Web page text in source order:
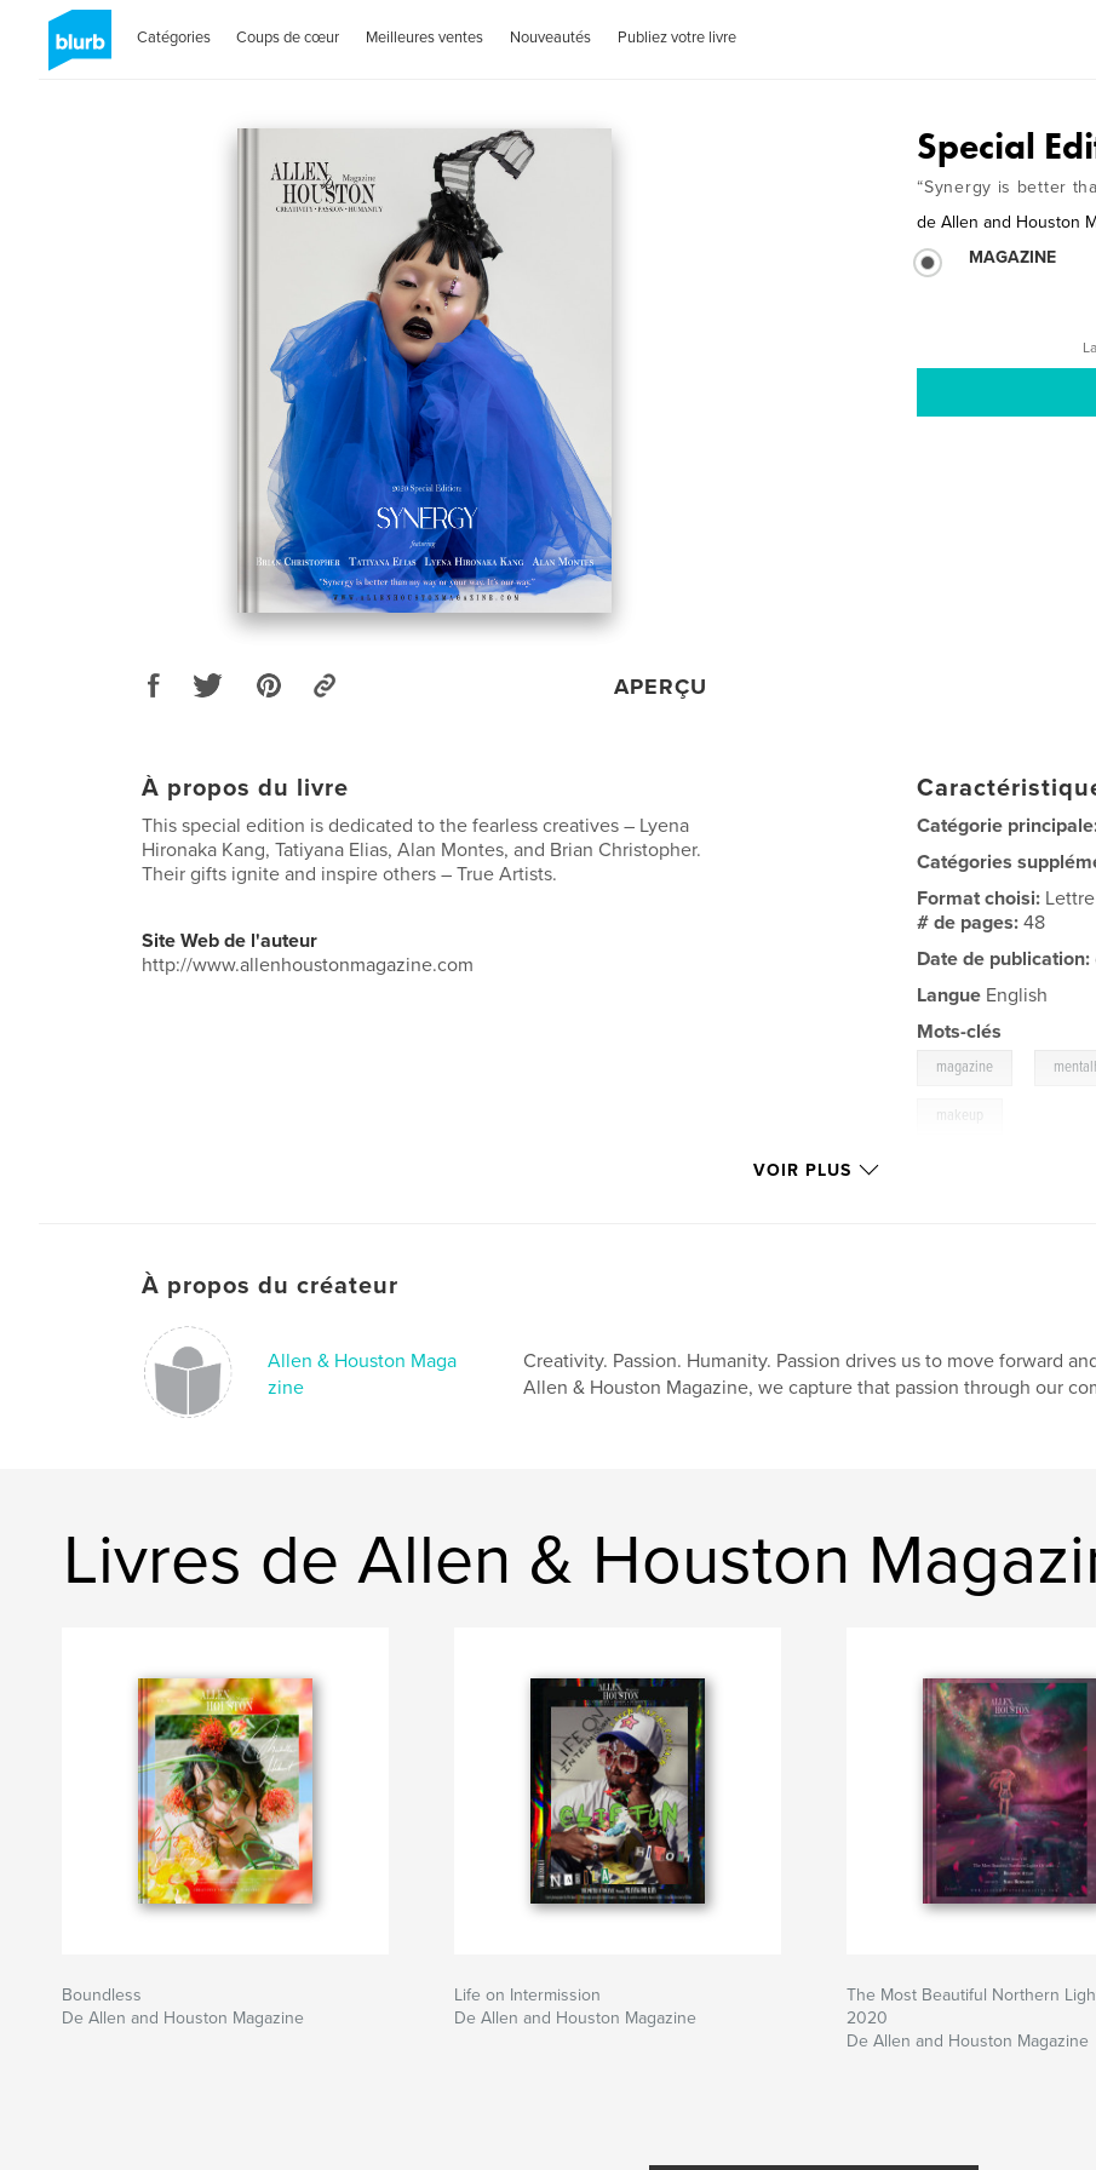
Catégories Coups de cœur Meilleures ventes Nouveautés Publiez votre livre
APERÇU
Special
“Synergy is better
de Allen and Houston
MAGAZINE
À propos du livre
This special edition is dedicated to the fearless creatives – Lyena
Hironaka Kang, Tatiyana Elias, Alan Montes, and Brian Christopher.
Their gifts ignite and inspire others – True Artists.
Site Web de l'auteur
http://www.allenhoustonmagazine.com
Catégorie
Catégories
Format choisi:
# de pages:48
Date de publication:
Langue English
Mots-clés
magazine
makeup
VOIR PLUS
À propos du créateur
Allen & Houston Maga
zine
Creativity. Passion. Humanity. Passion drives us to move forward
Allen & Houston Magazine, we capture that passion through our
Livres de Allen & Houston
Boundless
De Allen and Houston Magazine
Life on Intermission
De Allen and Houston Magazine
The Most Beautiful Northern
2020
De Allen and Houston Magazine